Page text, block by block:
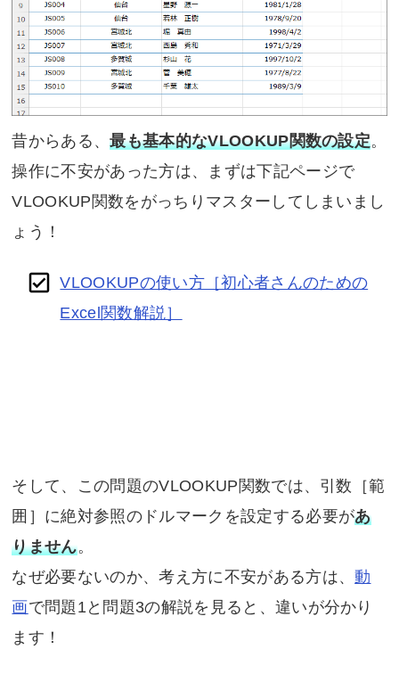
昔からある、最も基本的なVLOOKUP関数の設定。
操作に不安があった方は、まずは下記ページで
VLOOKUP関数をがっちりマスターしてしまいまし
ょう！
VLOOKUPの使い方［初心者さんのための
Excel関数解説］
そして、この問題のVLOOKUP関数では、引数［範
囲］に絶対参照のドルマークを設定する必要があ
りません。
なぜ必要ないのか、考え方に不安がある方は、動
画で問題1と問題3の解説を見ると、違いが分かり
ます！